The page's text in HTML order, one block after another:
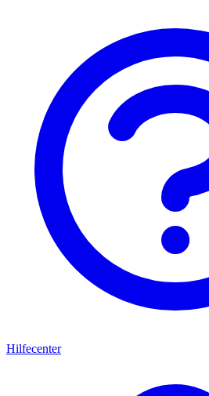
Hilfecenter